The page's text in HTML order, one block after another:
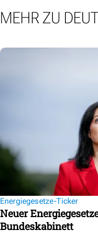
MEHR ZU
Energiegesetze-Ticker
Neuer
Bundeskabinett